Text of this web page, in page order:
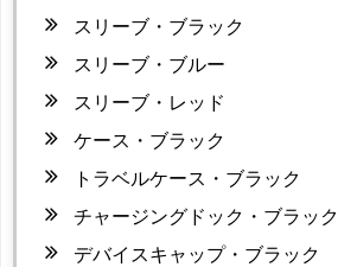
スリーブ・ブラック
スリーブ・ブルー
スリーブ・レッド
ケース・ブラック
トラベルケース・ブラック
チャージングドック・ブラック
デバイスキャップ・ブラック